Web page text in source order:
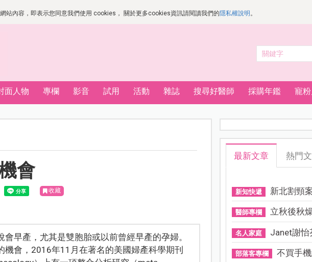
站內容，即表示您同意我們使用 cookies， 關於更多cookies資訊請閱讀我們的隱私權說明 。
面人物 專欄 影音 試用 活動 雜誌 搜尋好醫師 採購年鑑 寵
會
收藏
早產，尤其是雙胞胎或以前曾經早產的孕婦。
機會，2016年11月在著名的美國婦產科學期刊
最新文章 熱門
新知快遞 新北割頸
醫師專欄 立秋後秋
名人家庭 Janet謝怡
部落客專欄 不買手機